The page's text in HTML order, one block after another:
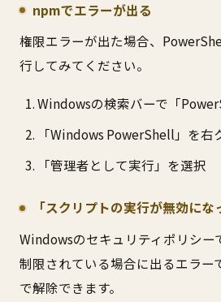
npmでエラーが出る
権限エラーが出た場合、
行してみてください。
Windowsの検索バーで「
「Windows PowerShell」を右
「管理者として実行」を選択
「スクリプトの実行が無効に
Windowsのセキュリティポリシー
制限されている場合に出るエラー
で解除できます。